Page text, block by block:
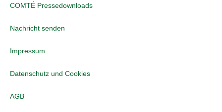
COMTÉ Pressedownloads
Nachricht senden
Impressum
Datenschutz und Cookies
AGB